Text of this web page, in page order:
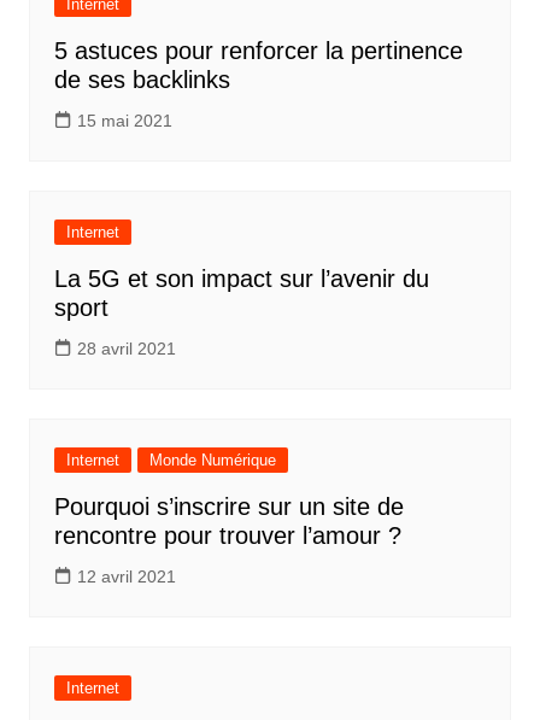
Internet
5 astuces pour renforcer la pertinence
de ses backlinks
15 mai 2021
Internet
La 5G et son impact sur l’avenir du
sport
28 avril 2021
Internet Monde Numérique
Pourquoi s’inscrire sur un site de
rencontre pour trouver l’amour ?
12 avril 2021
Internet